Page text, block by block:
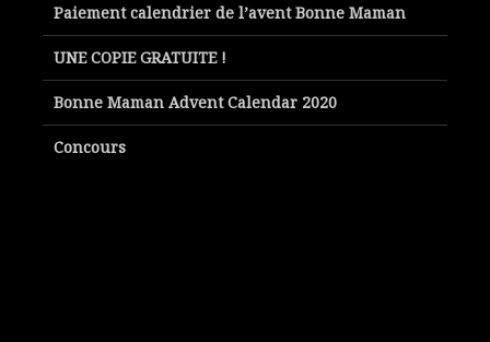
Paiement calendrier de l’avent Bonne Maman
UNE COPIE GRATUITE !
Bonne Maman Advent Calendar 2020
Concours